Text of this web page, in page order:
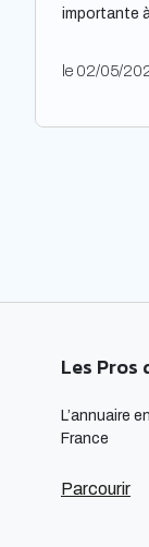
importante
l’adoption
le 02/05/
Les Pros
L’annuaire
France
Parcourir